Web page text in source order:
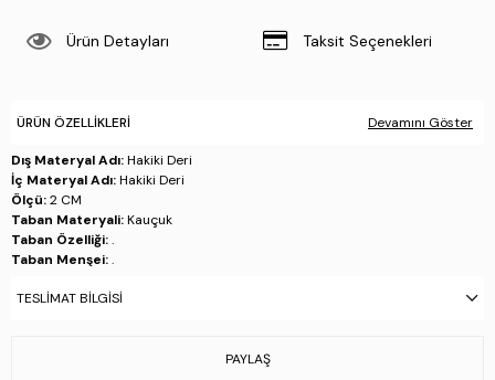
Ürün Detayları Taksit Seçenekleri
ÜRÜN ÖZELLIKLERI Devamını Göster
Dış Materyal Adı:Hakiki Deri
İç Materyal Adı:Hakiki Deri
Ölçü:2 CM
Taban Materyali:Kauçuk
Taban Özelliği:.
Taban Menşei:.
Beden Tablosu:
TESLIMAT BILGISI
PAYLAŞ